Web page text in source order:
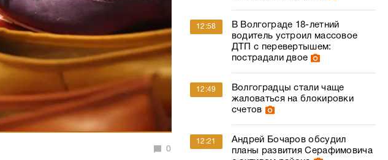
0
12:58
В Волгограде 18-летний
водитель устроил массовое
ДТП с перевертышем:
пострадали двое
12:49
Волгоградцы стали чаще
жаловаться на блокировки
счетов
12:21
Андрей Бочаров обсудил
планы развития Серафимовича